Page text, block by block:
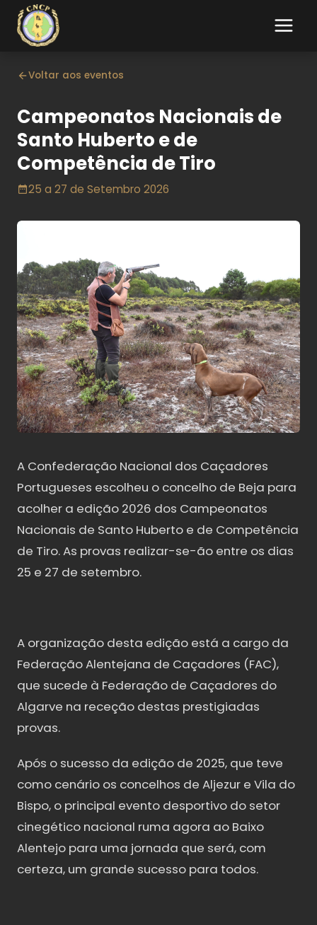
Voltar aos eventos
Campeonatos Nacionais de
Santo Huberto e de
Competência de Tiro
25 a 27 de Setembro 2026
A Confederação Nacional dos Caçadores
Portugueses escolheu o concelho de Beja para
acolher a edição 2026 dos Campeonatos
Nacionais de Santo Huberto e de Competência
de Tiro. As provas realizar-se-ão entre os dias
25 e 27 de setembro.
A organização desta edição está a cargo da
Federação Alentejana de Caçadores (FAC),
que sucede à Federação de Caçadores do
Algarve na receção destas prestigiadas
provas.
Após o sucesso da edição de 2025, que teve
como cenário os concelhos de Aljezur e Vila do
Bispo, o principal evento desportivo do setor
cinegético nacional ruma agora ao Baixo
Alentejo para uma jornada que será, com
certeza, um grande sucesso para todos.